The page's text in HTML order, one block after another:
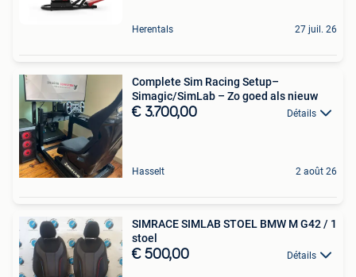
Herentals 27 juil. 26
Complete Sim Racing Setup–
Simagic/SimLab – Zo goed als nieuw
€ 3.700,00 Détails
Hasselt 2 août 26
SIMRACE SIMLAB STOEL BMW M G42 / 1
stoel
€ 500,00 Détails